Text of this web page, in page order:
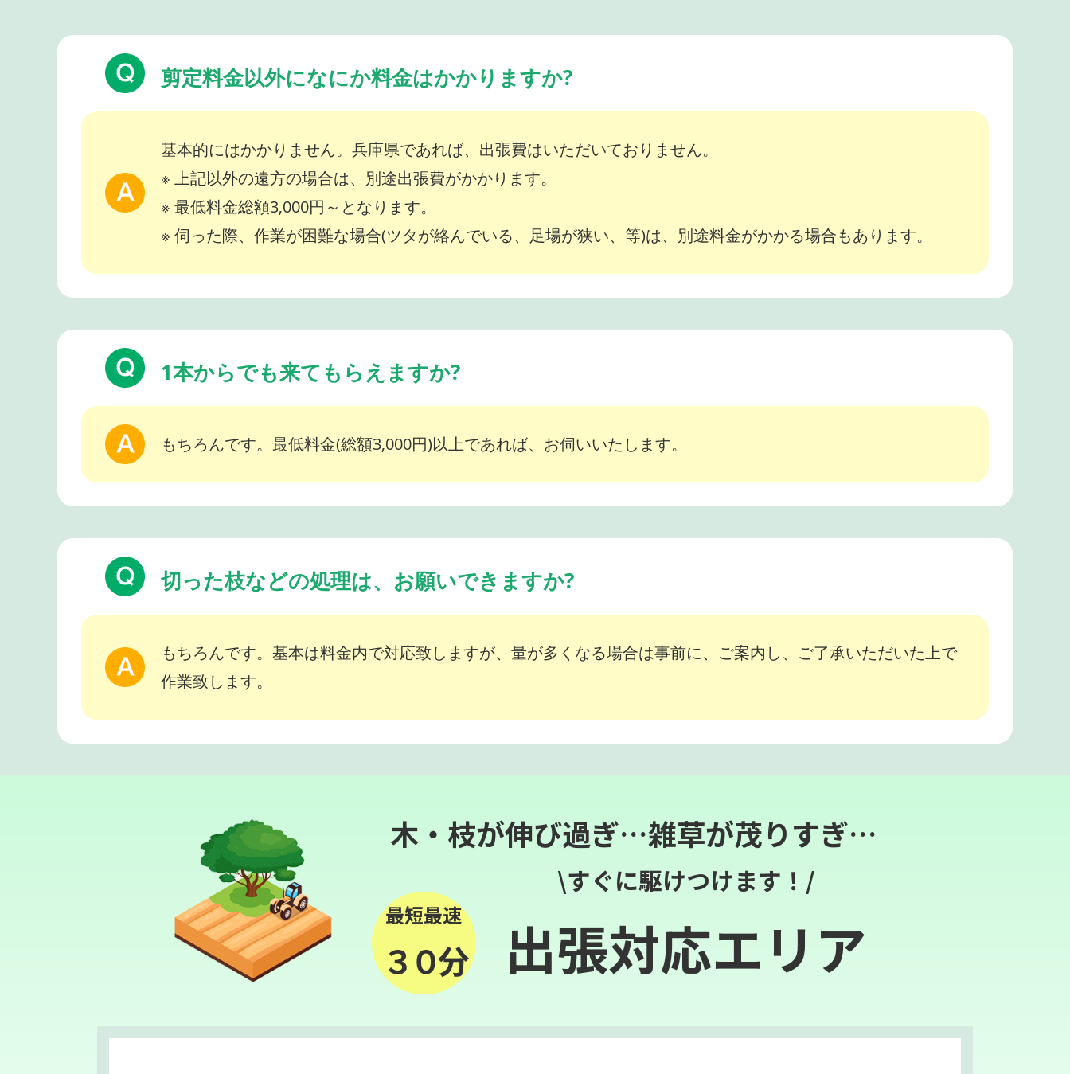
剪定料金以外になにか料金はかかりますか?
基本的にはかかりません。兵庫県であれば、出張費はいただいておりません。
※ 上記以外の遠方の場合は、別途出張費がかかります。
※ 最低料金総額3,000円～となります。
※ 伺った際、作業が困難な場合(ツタが絡んでいる、足場が狭い、等)は、別途料金がかかる場合もあります。
1本からでも来てもらえますか?
もちろんです。最低料金(総額3,000円)以上であれば、お伺いいたします。
切った枝などの処理は、お願いできますか?
もちろんです。基本は料金内で対応致しますが、量が多くなる場合は事前に、ご案内し、ご了承いただいた上で
作業致します。
木・枝が伸び過ぎ…雑草が茂りすぎ…
最短最速
３０分
\すぐに駆けつけます！/
出張対応エリア